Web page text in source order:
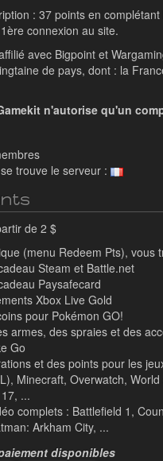
: 37 points en
connexion au site.
avec Bigpoint et
de pays, dont : la
n'autorise qu'un
trouve le serveur :
de 2 $
(menu Redeem Pts), vous
Steam et Battle.net
Paysafecard
Xbox Live Gold
pour Pokémon GO!
armes, des spraies et des
Go
et des points pour les
Minecraft, Overwatch,
...
complets : Battlefield 1,
Arkham City, ...
disponibles